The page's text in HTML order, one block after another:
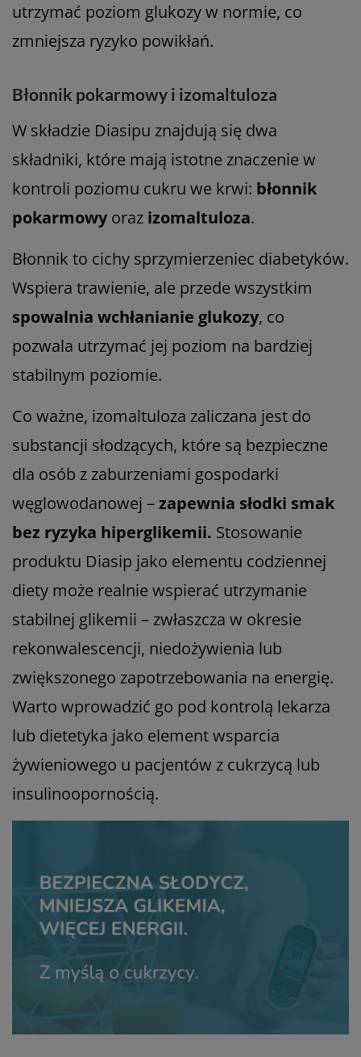
utrzymać poziom glukozy w normie, co
zmniejsza ryzyko powikłań.
Błonnik pokarmowy i izomaltuloza
W składzie Diasipu znajdują się dwa
składniki, które mają istotne znaczenie w
kontroli poziomu cukru we krwi: błonnik
pokarmowy oraz izomaltuloza.
Błonnik to cichy sprzymierzeniec diabetyków.
Wspiera trawienie, ale przede wszystkim
spowalnia wchłanianie glukozy, co
pozwala utrzymać jej poziom na bardziej
stabilnym poziomie.
Co ważne, izomaltuloza zaliczana jest do
substancji słodzących, które są bezpieczne
dla osób z zaburzeniami gospodarki
węglowodanowej –zapewnia słodki smak
bez ryzyka hiperglikemii. Stosowanie
produktu Diasip jako elementu codziennej
diety może realnie wspierać utrzymanie
stabilnej glikemii – zwłaszcza w okresie
rekonwalescencji, niedożywienia lub
zwiększonego zapotrzebowania na energię.
Warto wprowadzić go pod kontrolą lekarza
lub dietetyka jako element wsparcia
żywieniowego u pacjentów z cukrzycą lub
insulinoopornością.